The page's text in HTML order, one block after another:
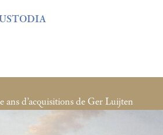
key "var_mode" in
d’acquisitions de Ger Luijten